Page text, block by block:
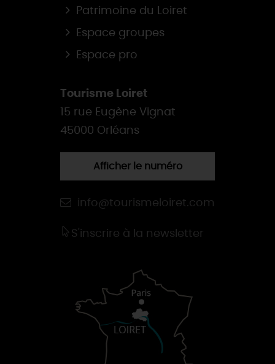
Patrimoine du Loiret
Espace groupes
Espace pro
Tourisme Loiret
15 rue Eugène Vignat
45000 Orléans
Afficher le numéro
info@tourismeloiret.com
S'inscrire à la newsletter